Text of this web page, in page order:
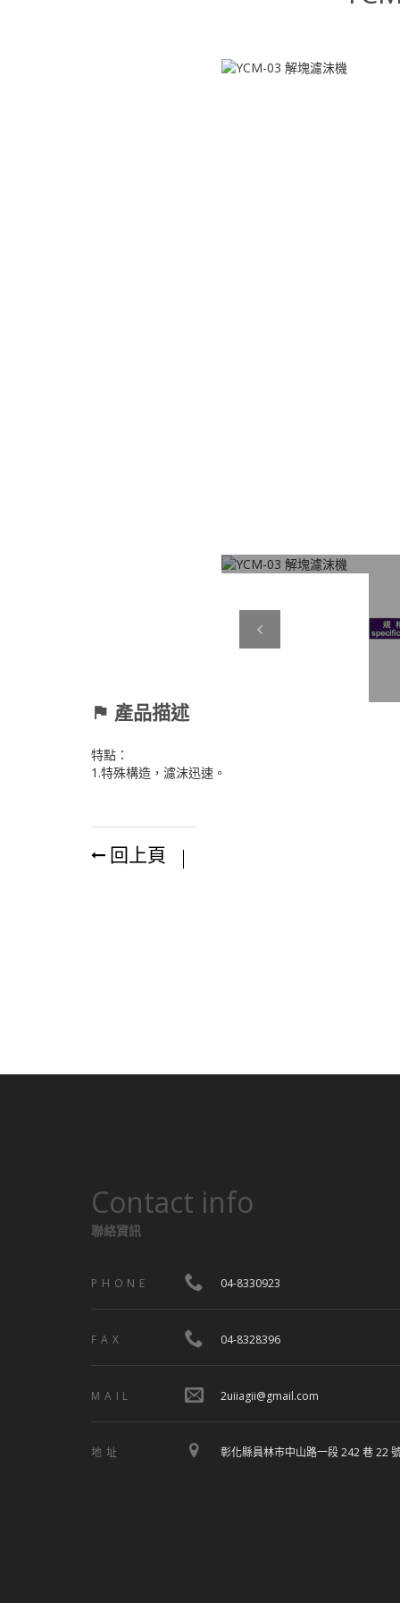
產品描述
特點：
1.特殊構造，濾沫迅速。
回上頁
Contact info
聯絡資訊
PHONE 04-8330923
FAX 04-8328396
MAIL 2uiiagii@gmail.com
地址 彰化縣員林市中山路一段 242 巷 22